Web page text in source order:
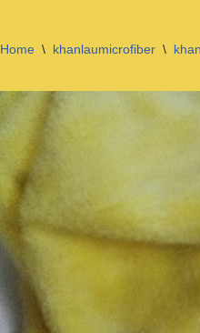
Home \ khanlaumicrofiber \